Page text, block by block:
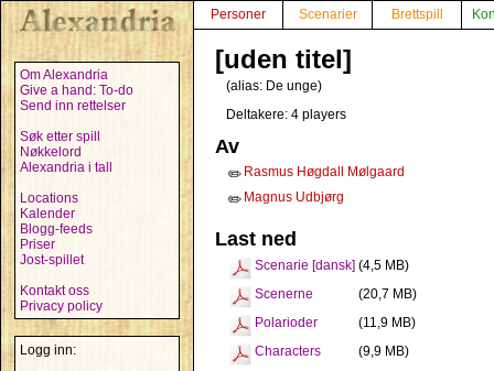
Om Alexandria
Give a hand: To-do
Send inn rettelser
Søk etter spill
Nøkkelord
Alexandria i tall
Locations
Kalender
Blogg-feeds
Priser
Jost-spillet
Kontakt oss
Privacy policy
Logg inn:
Personer Scenarier Brettspill
[uden titel]
(alias: De unge)
Deltakere: 4 players
Av
✏️ Rasmus Høgdall Mølgaard
✏️ Magnus Udbjørg
Last ned
Scenarie [dansk] (4,5 MB)
Scenerne
(20,7 MB)
Polarioder
(11,9 MB)
Characters
(9,9 MB)